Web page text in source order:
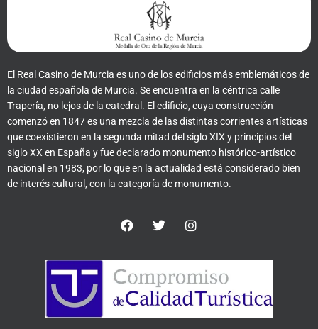
El Real Casino de Murcia es uno de los edificios más emblemáticos de
la ciudad española de Murcia. Se encuentra en la céntrica calle
Trapería, no lejos de la catedral. El edificio, cuya construcción
comenzó en 1847 es una mezcla de las distintas corrientes artísticas
que coexistieron en la segunda mitad del siglo XIX y principios del
siglo XX en España y fue declarado monumento histórico-artístico
nacional en 1983, por lo que en la actualidad está considerado bien
de interés cultural, con la categoría de monumento.
F
a
e
b
o
o
k
T
w
t
t
e
r
I
n
t
a
g
r
a
m